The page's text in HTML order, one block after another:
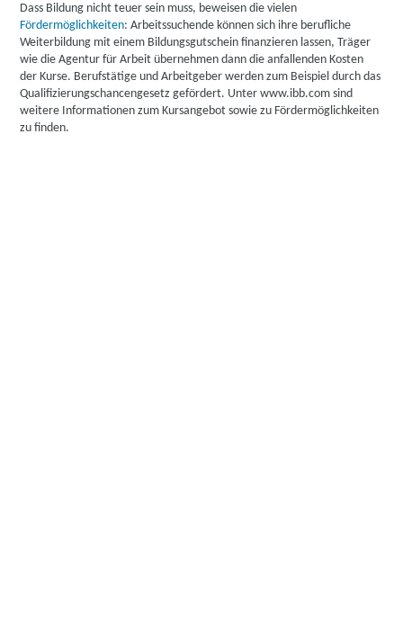
Dass Bildung nicht teuer sein muss, beweisen die vielen
Fördermöglichkeiten: Arbeitssuchende können sich ihre berufliche
Weiterbildung mit einem Bildungsgutschein finanzieren lassen, Träger
wie die Agentur für Arbeit übernehmen dann die anfallenden Kosten
der Kurse. Berufstätige und Arbeitgeber werden zum Beispiel durch das
Qualifizierungschancengesetz gefördert. Unter www.ibb.com sind
weitere Informationen zum Kursangebot sowie zu Fördermöglichkeiten
zu finden.